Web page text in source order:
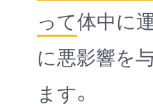
って体中に
に悪影響を
ます。